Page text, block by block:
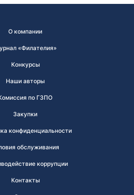
О компании
«Филателия»
Конкурсы
Наши авторы
по ГЗПО
Закупки
конфиденциальности
обслуживания
коррупции
Контакты